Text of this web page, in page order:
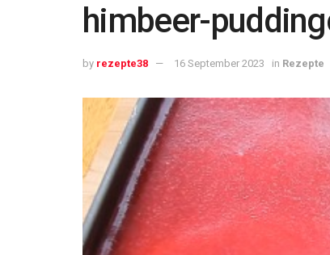
himbeer-
by rezepte38 16 September 2023 in Rezepte